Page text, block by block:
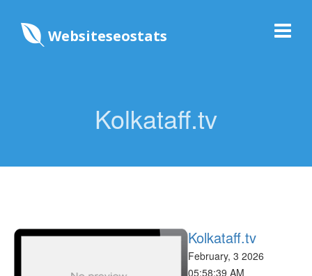
Websiteseostats
Kolkataff.tv
Kolkataff.tv
February, 3 2026
05:58:39 AM